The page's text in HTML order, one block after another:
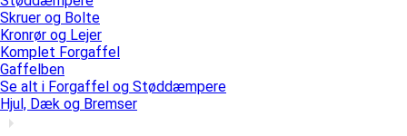
Skruer og Bolte
Kronrør og Lejer
Komplet Forgaffel
Gaffelben
Se alt i Forgaffel og Støddæmpere
Hjul, Dæk og Bremser